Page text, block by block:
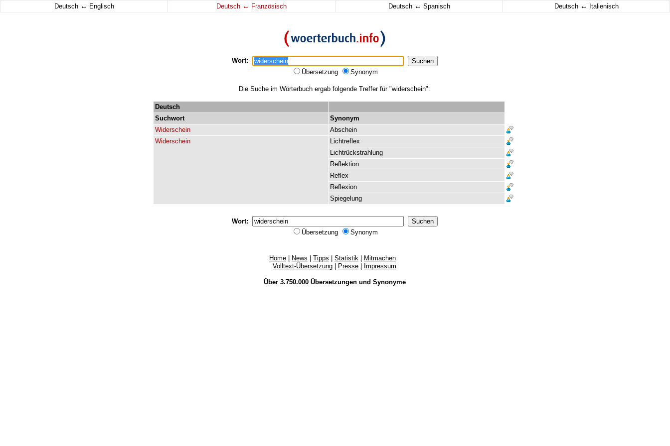
Deutsch ↔ Englisch Deutsch ↔ Französisch Deutsch ↔ Spanisch Deutsch ↔ Italienisch
Wort:
Übersetzung
Synonym
Die Suche im Wörterbuch ergab folgende Treffer für "widerschein":
Deutsch
Suchwort
Synonym
Widerschein
Abschein
Widerschein
Lichtreflex
Lichtrückstrahlung
Reflektion
Reflex
Reflexion
Spiegelung
Wort:
Übersetzung
Synonym
Home News Tipps Statistik
Mitmachen
Volltext-Übersetzung
Presse Impressum
Über 3.750.000 Übersetzungenund Synonyme